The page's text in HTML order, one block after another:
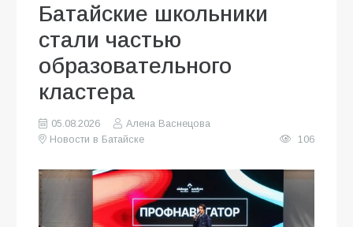
Батайские школьники
стали частью
образовательного
кластера
05.08.2026
Алена Васнецова
Новости в Батайске
106